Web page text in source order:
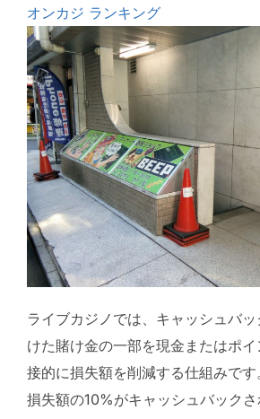
オンカジ ランキング
ライブカジノでは、キャッシュバ
けた賭け金の一部を現金またはポ
接的に損失額を削減する仕組みで
損失額の10%がキャッシュバック